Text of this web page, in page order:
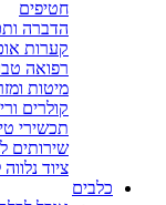
חטיפים
הדברה
קערות
רפואה
מיטות
קולרים
תכשירי
שירותים
ציוד
כלבים